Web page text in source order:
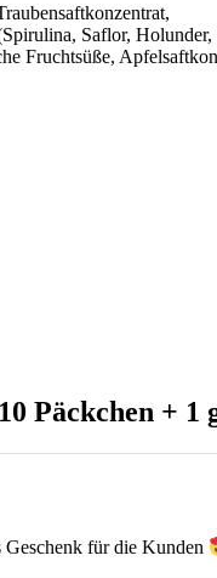
Saflor,
Fruchtsüße,
Päckchen + 1
für die Kunden